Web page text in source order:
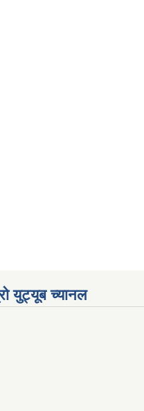
युट्यूब च्यानल